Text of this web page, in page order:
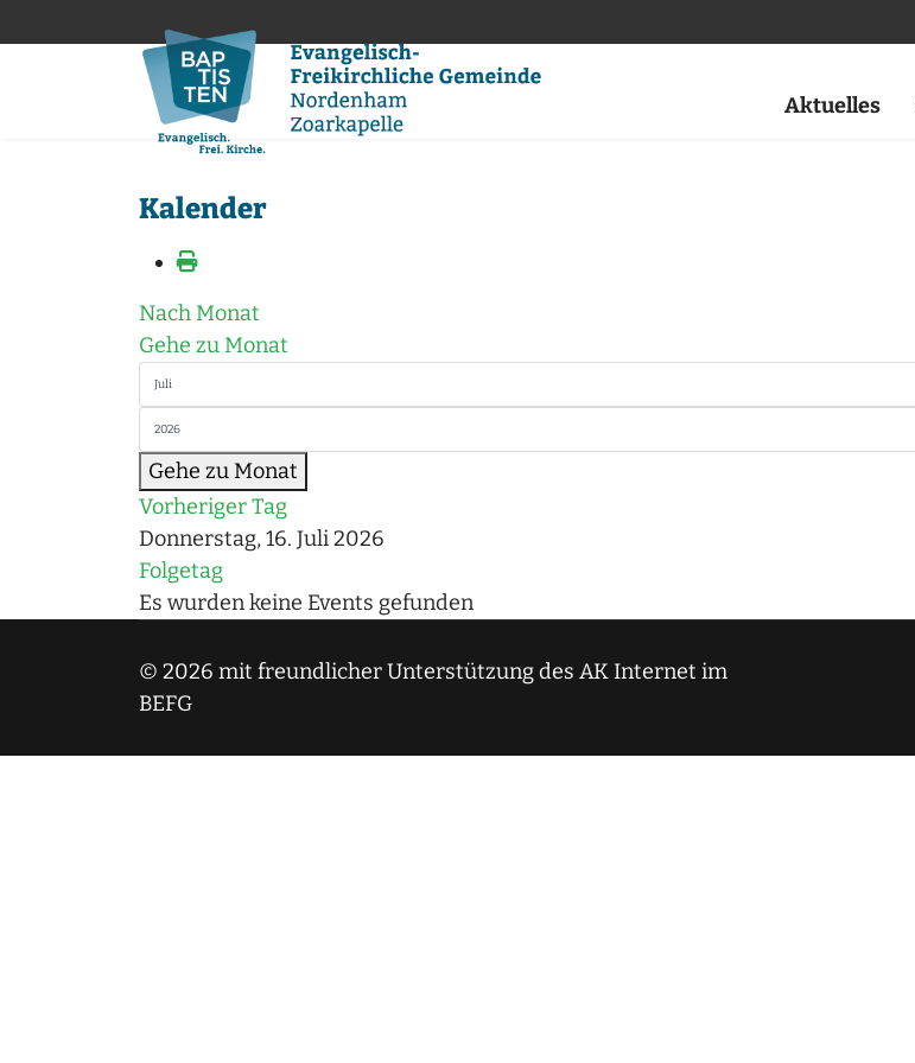
Aktuelles
Kalender
Nach Monat
Gehe zu Monat
Gehe zu Monat
Vorheriger Tag
Donnerstag, 16. Juli 2026
Folgetag
Es wurden keine Events gefunden
© 2026 mit freundlicher Unterstützung des AK Internet im
BEFG